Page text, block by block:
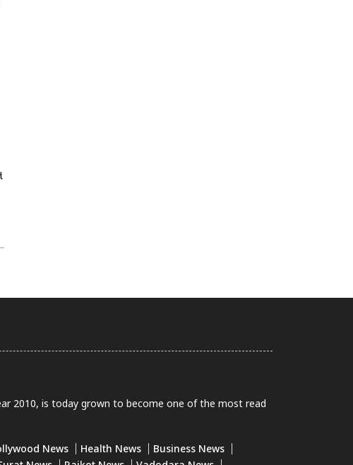
2010, is today grown to become one of the most read
News Health News
Business News